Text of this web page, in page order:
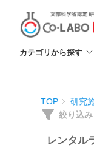
カテゴリから探す
TOP 研究
絞り込み
レンタル